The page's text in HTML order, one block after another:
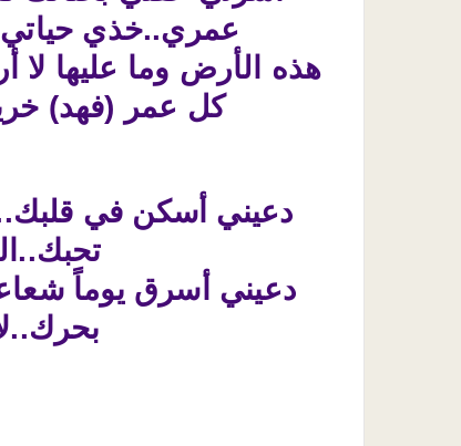
عمري..خذي حياتي
هذه الأرض وما عليها لا
كل عمر (فهد)
دعيني أسكن في
دعيني أسرق يوماً